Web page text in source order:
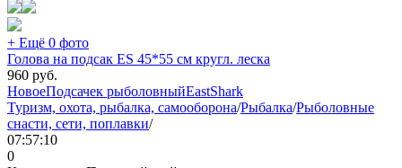
+ Ещё 0 фото
Голова на подсак ES 45*55 см кругл. леска
960 руб.
НовоеПодсачек рыболовныйEastShark
Туризм, охота, рыбалка, самооборона/Рыбалка/Рыболовные
снасти, сети, поплавки/
07:57:10
0